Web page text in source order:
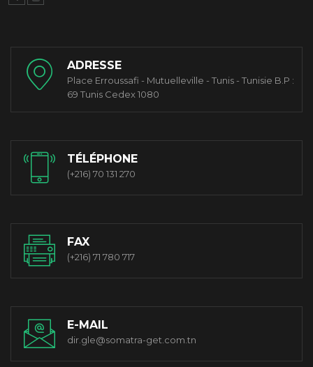
ADRESSE
Place Erroussafi - Mutuelleville - Tunis - Tunisie B.P :
69 Tunis Cedex 1080
TÉLÉPHONE
(+216) 70 131 270
FAX
(+216) 71 780 717
E-MAIL
dir.gle@somatra-get.com.tn